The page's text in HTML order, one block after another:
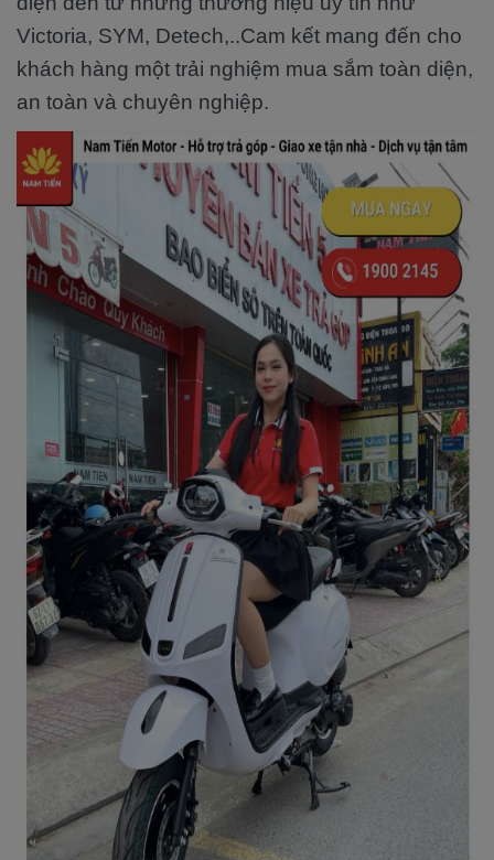
Victoria, SYM, Detech,..Cam kết mang đến cho
khách hàng một trải nghiệm mua sắm toàn diện,
an toàn và chuyên nghiệp.